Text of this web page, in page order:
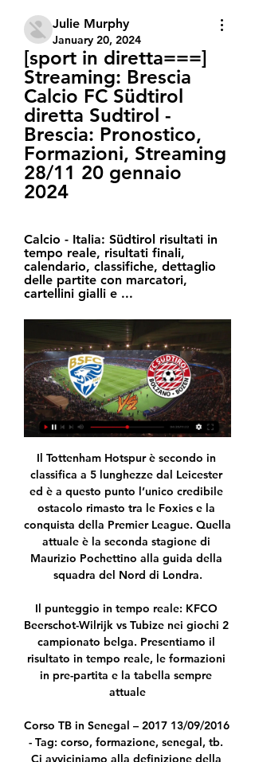
Julie Murphy
January 20, 2024
[sport in diretta===]
Streaming: Brescia
Calcio FC Südtirol
diretta Sudtirol -
Brescia: Pronostico,
Formazioni, Streaming
28/11 20 gennaio
2024
Calcio - Italia: Südtirol risultati in
tempo reale, risultati finali,
calendario, classifiche, dettaglio
delle partite con marcatori,
cartellini gialli e ...
Il Tottenham Hotspur è secondo in classifica a 5 lunghezze dal Leicester ed è a questo punto l’unico credibile ostacolo rimasto tra le Foxies e la conquista della Premier League. Quella attuale è la seconda stagione di Maurizio Pochettino alla guida della squadra del Nord di Londra.

Il punteggio in tempo reale: KFCO Beerschot-Wilrijk vs Tubize nei giochi 2 campionato belga. Presentiamo il risultato in tempo reale, le formazioni in pre-partita e la tabella sempre attuale

Corso TB in Senegal – 2017 13/09/2016 - Tag: corso, formazione, senegal, tb. Ci avviciniamo alla definizione della programmazione della IV Edizione del Corso di formazione sulla tubercolosi per medici italiani interessati alla cooperazione che si terrà nel mese di febbraio 2017 nel Distretto Sanitario di Dioffior in Senegal.

Parma- Importante successo esterno per la S.S. Lazio Rugby 1927 Under 18 che supera allo stadio “Sergio Lanfranchi” di Parma i padroni di casa dell’Amatori Parma per 27-12, centrando la qualificazione per il girone di qualificazione alle finali per il titolo.

(((GUARDA IN DIRETTA))) Diretta Südtirol-Brescia in tv 15 15 gen 2023 — streaming. Live Brescia - FC Südtirol - Serie B: Punteggi & Highlights Calcio. Brescia-Sudtirol: dove vederla Tv e Diretta Streaming, Sky o.

Tre Penne Galazzano (San Marino) - Statistiche - Consulta statistiche dettagliate, calendario, rating giocatori e di squadra, rosa, top player, formazioni, gol, assist, grafici, tabelle e notizie.

Stazione di Villafranca - Bagnone. La stazione ferroviaria di Villafranca - Bagnone si trova in Toscana, al servizio delle località omonime, in provincia di Massa Carrara ed è posta lungo la linea ferroviaria che da Parma giunge fino a La Spezia. La sua attivazione è avvenuta nel 1888.

La A1 femminile di volley ha due nuove padrone: sono Conegliano e Novara, prime a quota 21 punti. Casalmaggiore, infatti, viene sconfitta a sorpresa al tie break in casa di Scandicci e lascia campo libero a Imoco (vittoriosa sabato a Modena) e Igor Gorgonzola, che domina con un secco 3-0 contro una Busto Arsizio in grave difficoltà.

calcio. Serie D; GIRONE C; Ultimi Risultati; Girone A; Girone B; Girone C; Girone D; Girone E; Girone F; Girone G; Girone H; Girone I; Calcio Serie A Serie B Serie C Serie D Campionato Primavera 1 Campionato Primavera 2 Champions League Europa League Coppa Italia Premier League Liga Ligue 1 Bundesliga Copa Libertadores Qualificazioni Europei.

Vivendo in Toscana,propio oggi,ho visto Fiorentina real Vicenza in TV, RTV 38,in streaming viola Channel, RTV 38 com.,situazione che si proporrà anche mercoledì per Fiorentina Bari, almeno qui in Toscana in attesa di buone nuove da TV pugliesi

Ieri sera il Gubbio (prossimo avversario sabato in trasferta dei biancorossi) ha perso 1-0 a Ravenna e Fano e Santarcangelo hanno pareggiato 1-1, risultati che hanno favorito il Diavolo. Tornando a Teramo Triestina questa l’analisi post-gara di mister Palladini. “Finalmente è arrivata la prima vittoria casalinga della mia gestione.

Nel corso della Giornata di formazione del clero del sud del Portogallo tenutasi la scorsa settimana nella cittadina algarvia di Portimão, il padre francescano Martín Carbajo, specialista in Etica della comunicazione nelle reti sociali, ha affermato che "nell'era digitale le omelie dei sacerdoti dovrebbero cambiare,

Programmazione completa del cinema Lucciola di Ladispoli, Piazza Martini Marescotti 3/a - Ladispoli (Roma). Consultabile gratuitamente online, oltre 3000 cinema in tutte le città e comuni d'Italia. Orari, film, cast, critica, trailer, locandina e durata.

Il 36º Festival della canzone italiana si tenne al teatro Ariston di Sanremo dal 13 al 15 febbraio 1986 e fu condotto da Loretta Goggi in collaborazione con Anna Pettinelli, già valletta dell'edizione 1983, Mauro Micheloni e Sergio Mancinelli (conduttori della contemporanea edizione di Discoring), mentre il giornalista sportivo Sandro Ciotti.

Antenna Sud è un' emittente televisiva che trasmette in Puglia sul canale 13 e in Basilicata sul canale 87.News, intrattenimento e Sport. Seguici sul digitale terrestre ed in streaming web.

Udinews Tv apre al Pordenone. La televisione dei Pozzo (canale 110) trasmetterà domenica la diretta dell’amichevole che i ramarri giocheranno a Tarvisio contro la Spal Ferrara.

Live Brescia - FC Südtirol - Serie B: Punteggi & Highlights Calcio 4 ore fa — Brescia - FC Südtirol Riassunto della partita. Serie B / 21. Giornata. Stadio Mario Rigamonti / 20.01.2024 / 14:00.

Confrontare le quote Riverside Coras Usa Temecula Fc del 26/05/2019 disponibili sui siti di scommesse per scommettere alla miglior quota e seguire la partita in diretta.

Brescia - Südtirol risultati in diretta, risultati H2H e formazioni Brescia affronterà Südtirol il 20 gen 2024 alle 13:00 UTC allo Stadio Mario Rigamonti stadio, Brescia città, Italy. La partita è di Serie B. Brescia ha giocato ...

Sempre sabato 26 Lardini Filottrano-Igor Gorgonzola Novara e domenica 27 tutte le altre partite in live streaming: sul sito ufficiale di PMG Sport, su LVF TV, la web tv della Lega Pallavolo Serie A Femminile, all’interno della sezione Sport del sito Repubblica.it e sul portale Sport.it. SUPERCOPPA ITALIANA

Sport: ultime notizie sportive live e risultati in diretta | Sky Sport Su Sky Sport le ultime notizie sportive live, risultati in diretta e video di calcio, f1, motogp, tennis, motori e tanto altro.

(Lorenzo Giustino – Foto Nizegorodcew) di Alessandro Nizegorodcew (articolo pubblicato sull’ultimo numero del mensile “0-15“) Lorenzo Giustino è uno dei giovani più interessanti del panorama internazionale. Il giovane azzurro, classe 1991 e già campione italiano under 14, si allena da

Gearbest: Fare shopping scegliendo tra le migliori offerte : telefoni cellulari, tablet pc, orologi, giocattoli, prodotti per tempo libero, vestiti e molto altro ancora on-line al miglior prezzo con spedizione gratuita, quasi tutti i gadget cinesi possono essere trovati qui.

E' intervenuto ai microfoni della trasmissione Kickoff in onda su Teleblu, il direttore sportivo del Foggia, Luca Nember. Per la prima volta dopo le ultime vicissitudini che porteranno il Foggia a ripartire dai dilettanti, il dirigente rossonero ha parlato alla stampa.

Nella foto: Diego Santos Oliveira dal Delta Porto Tolle passa al Matelica. Diego Oliveira attaccante esterno con trascorsi al Cittadella, Pordenone, lo scorso anno al Delta Rovigo va a infoltire la nutrita colonia veneta al Matelica allenata dal "ciosoto" Luca Tiozzo.

Autore di un assist e di un gol su rigore, Cristiano Ronaldo aveva chiesto anche un altro penalty in Juventus-Verona: "L'arbitro non l'ha dato, non succede niente ma la mia opinione è che era rigore", ha detto il protoghese ai microfoni di Sky Sport. "L'importante era la vittoria, non era una partita semplice e la squadra era stanca.

Formazioni FC Südtirol - Brescia: Serie B Calcio - Eurosport 28 nov 2023 — Eurosport è la fonte per tutte le ultime notizie di Serie B. Guarda le formazioni di FC Südtirol - Brescia e ricevi le ultime notizie di ...

Delle tre solo una era stata venduta e le due ancora disponibili si trovano in territorio di Montecassiano (località Valle Cascia, lungo la strada provinciale 361 “Septempedana”, al km.30+180) e a Penna San Giovanni (località Portone, lungo la sp.113 “Sant’Angelo – Monte San Martino”).

La finale 1/2 posto del 25° Campionato Italiano del Samsung Lega Volley Summer Tour tra VBC Apis Casalmaggiore e Savino Del Bene Scandicci Iscriviti al.

Come seguire in diretta streaming Triestina-SudTirol. Per quanto riguarda la diretta streaming video, sarà visibile su Sportube, piattaforma a pagamento che anche quest’anno si è aggiudicata i diritti di trasmissione dell’intera ex-Lega Pro, ora denominata Serie C. Clicca qui per tutti i dettagli.

Francesco Palese Giornalista - La Vita in diretta presso Rai - Radiotelevisione Italiana S.p.A. Roma y alrededores, Italia Medios de difusión

Telenord, la web tv della Liguria in diretta streaming. Diretta. Informazioni. Nata nel 1977 con il nome di TN4, ha assicurato fino ad oggi un monitoraggio costante dei fatti ed avvenimenti che hanno avuto come protagoniste le città di Genova e dintorni; Anche Telenord (www.telenord.it) punta sul web,.

Un’autorete tanto sfortunata quanto incredibile del portiere della Salernitana Micai al 49’ permette al Benevento di vincere 1-0 il derby all’Arechi nell’anticipo di Serie B. Una partita con tanta intensità, molto agonismo e poche occasioni nitide per entrambe le squadre.

Calcio Flaminia - Avellino, la presentazione di Ettore Lagomarsini - @Sport Channel 214 @Sport Channel 214 : L'estremo difensore biancoverde presenta il match valevole per l'ottavo turno del campionato di serie D, girone G.. Avellino, oggi partenza per Roma. Poi, testa al Latte Dolce.

palermo-verona diretta streaming gratis domenica 15 maggio 2016 ore 20:45 serie a live. oceanya. 0 replies. 134 views.. chievo-bologna diretta streaming gratis domenica 15 maggio 2016 ore 18:00 serie a live. oceanya. 0 replies. 69 views.. genoa-inter diretta streaming gratis mercoledi 20 aprile 2016 ore 20:45 serie a live. paperyna. 0.

FC Südtirol Calcio d'inizio alle ore 14.00 di sabato 20 gennaio. Leggi l'articolo Brescia - FCS: i convocati. I giocatori a disposizione di mister Valente per ...

77 Immobili in affitto a Nardò a partire da 300 € / mese. Trova le migliori offerte per la tua ricerca affitto puglia nardo. Nardò – lecce – salento - puglia affittasi nella zona industriale locale di mq. 200 dotato di ampie vetrine su strada, due ingressi e parcheggio esterno. L’immobile è facilmen

Siena che deve rinunciare all’infortunato Bastoni e allo squalificato Opiela. Il tecnico Carboni dovrebbe scendere in campo con il 4-2-3-1: tra i pali Montipò, linea difensiva con Pellegrini, Ficagna, Portanova e …

Risultati delle Elezioni Amministrative del 5 giugno 2016. Sindaci eletti al primo turno e ballottaggi. Liste collegate. Popolazione legale. Pr